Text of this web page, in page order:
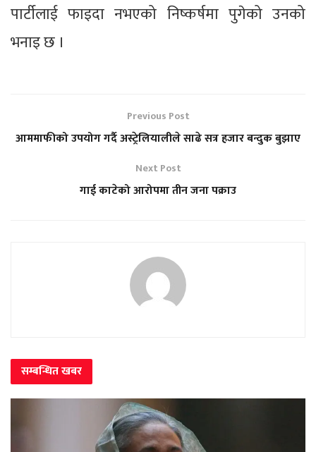
पार्टीलाई फाइदा नभएको निष्कर्षमा पुगेको उनको
भनाइ छ ।
Previous Post
आममाफीको उपयोग गर्दै अस्ट्रेलियालीले साढे सत्र हजार बन्दुक बुझाए
Next Post
गाई काटेको आरोपमा तीन जना पक्राउ
सम्बन्धितखबर